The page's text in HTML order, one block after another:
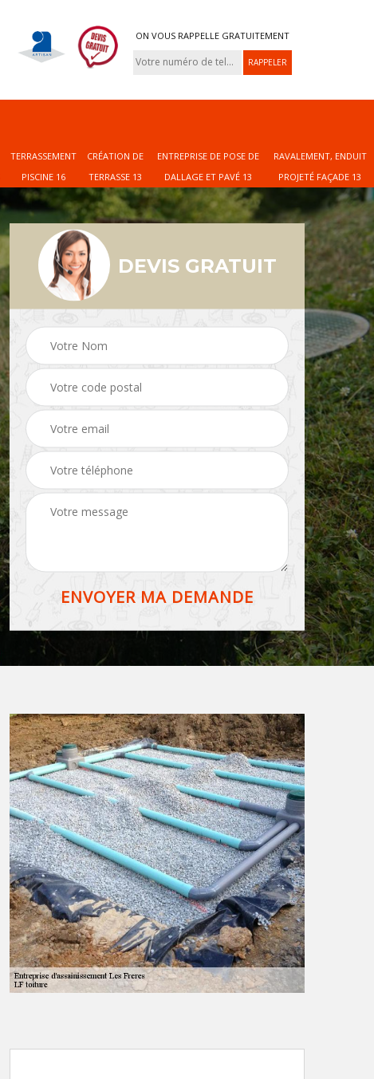
ON VOUS RAPPELLE GRATUITEMENT
TERRASSEMENT
PISCINE 16
CRÉATION DE
TERRASSE 13
ENTREPRISE DE POSE DE
DALLAGE ET PAVÉ 13
RAVALEMENT, ENDUIT
PROJETÉ FAÇADE 13
DEVIS GRATUIT